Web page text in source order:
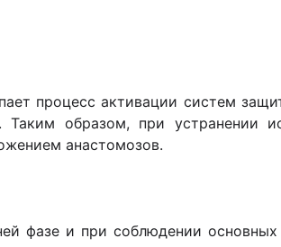
процесс активации систем
образом, при устранении
анастомозов.
фазе и при соблюдении